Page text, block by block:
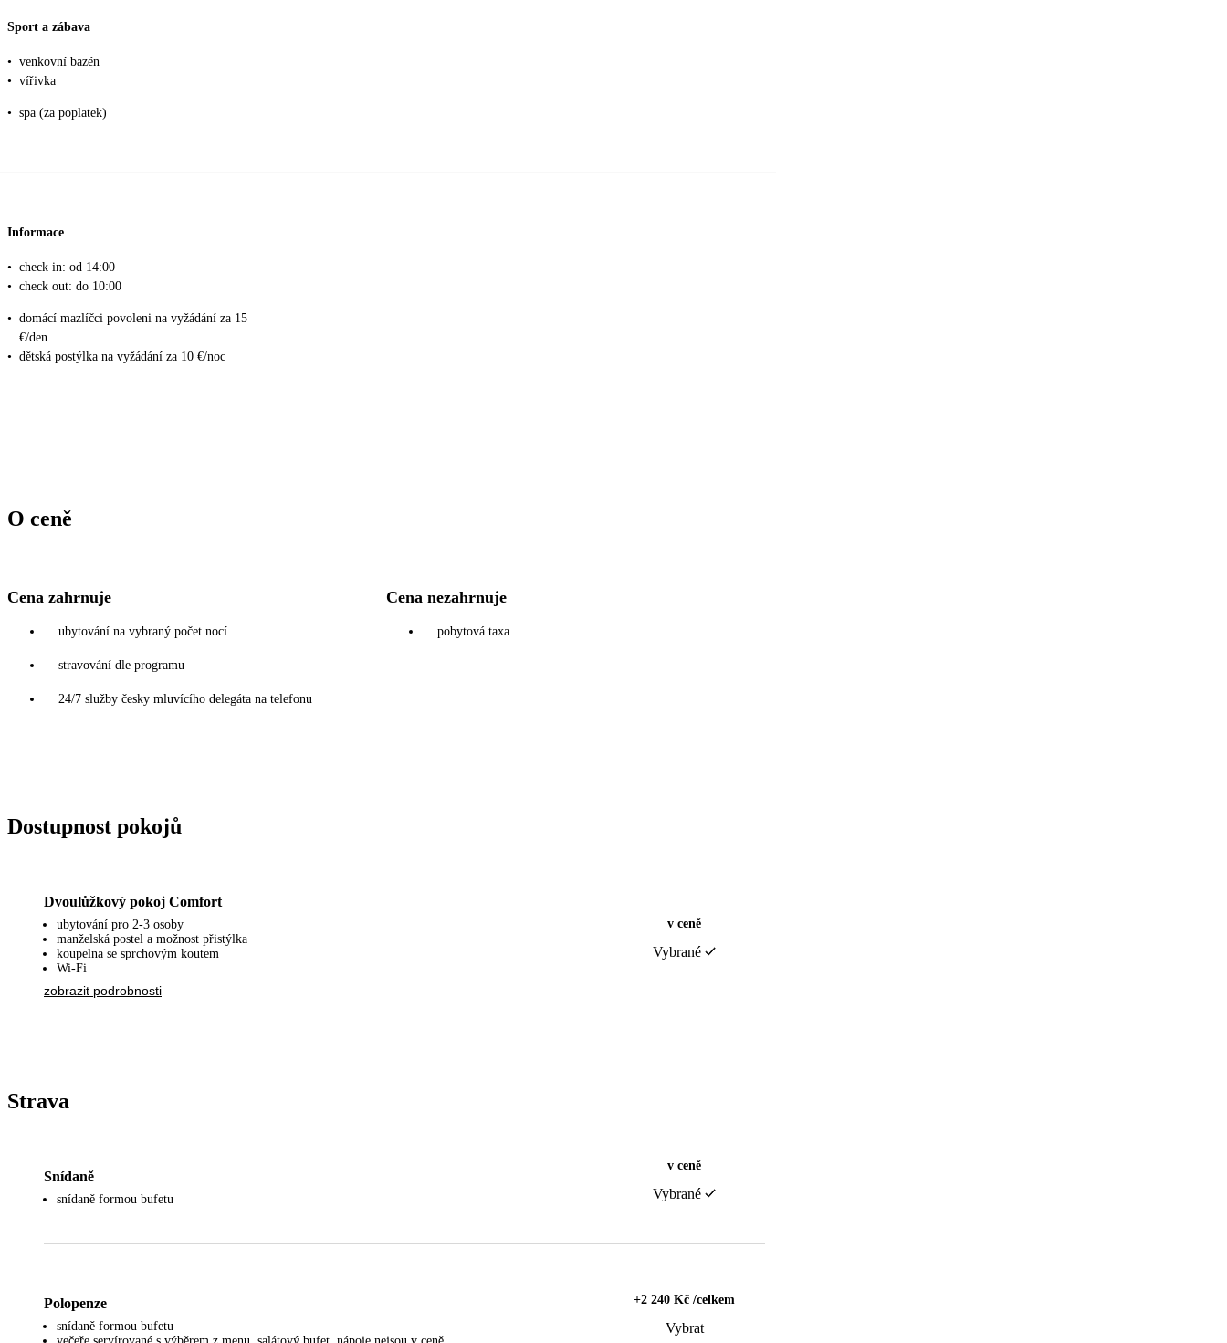
Sport a zábava
• venkovní bazén
• vířivka
• spa (za poplatek)
Informace
• check in: od 14:00
• check out: do 10:00
• domácí mazlíčci povoleni na vyžádání za 15
€/den
• dětská postýlka na vyžádání za 10 €/noc
O ceně
Cena zahrnuje
ubytování na vybraný počet nocí
stravování dle programu
24/7 služby česky mluvícího delegáta na telefonu
Cena nezahrnuje
pobytová taxa
Dostupnost pokojů
Dvoulůžkový pokoj Comfort
ubytování pro 2-3 osoby
manželská postel a možnost přistýlka
koupelna se sprchovým koutem
Wi-Fi
zobrazit podrobnosti
v ceně
Vybrané
Strava
Snídaně
snídaně formou bufetu
v ceně
Vybrané
Polopenze
snídaně formou bufetu
+2 240 Kč /celkem
Vybrat